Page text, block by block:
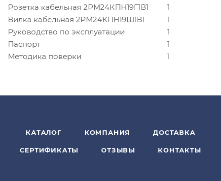
Розетка кабельная 2РМ24КПН19Г1В1
1
Вилка кабельная 2РМ24КПН19Ш1В1
1
Руководство по эксплуатации
1
Паспорт
1
Методика поверки
1
КАТАЛОГ КОМПАНИЯ ДОСТАВКА
СЕРТИФИКАТЫ ОТЗЫВЫ КОНТАКТЫ